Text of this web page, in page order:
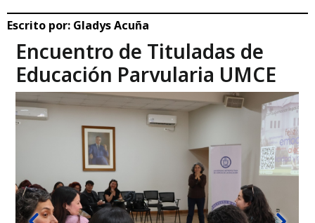
Escrito por: Gladys Acuña
Encuentro de Tituladas de
Educación Parvularia UMCE